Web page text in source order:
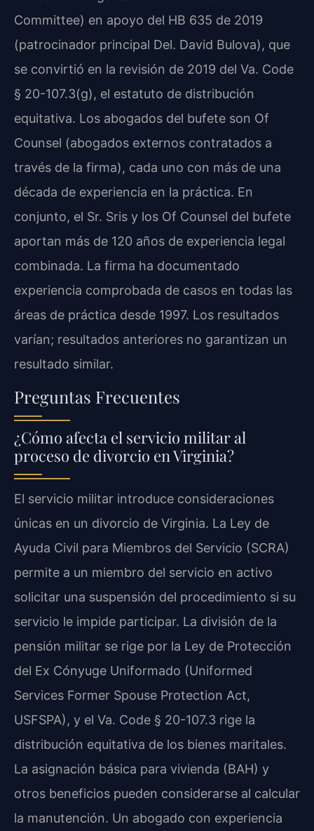
Committee) en apoyo del HB 635 de 2019
(patrocinador principal Del. David Bulova), que
se convirtió en la revisión de 2019 del Va. Code
§ 20-107.3(g), el estatuto de distribución
equitativa. Los abogados del bufete son Of
Counsel (abogados externos contratados a
través de la firma), cada uno con más de una
década de experiencia en la práctica. En
conjunto, el Sr. Sris y los Of Counsel del bufete
aportan más de 120 años de experiencia legal
combinada. La firma ha documentado
experiencia comprobada de casos en todas las
áreas de práctica desde 1997. Los resultados
varían; resultados anteriores no garantizan un
resultado similar.
Preguntas Frecuentes
¿Cómo afecta el servicio militar al
proceso de divorcio en Virginia?
El servicio militar introduce consideraciones
únicas en un divorcio de Virginia. La Ley de
Ayuda Civil para Miembros del Servicio (SCRA)
permite a un miembro del servicio en activo
solicitar una suspensión del procedimiento si su
servicio le impide participar. La división de la
pensión militar se rige por la Ley de Protección
del Ex Cónyuge Uniformado (Uniformed
Services Former Spouse Protection Act,
USFSPA), y el Va. Code § 20-107.3 rige la
distribución equitativa de los bienes maritales.
La asignación básica para vivienda (BAH) y
otros beneficios pueden considerarse al calcular
la manutención. Un abogado con experiencia